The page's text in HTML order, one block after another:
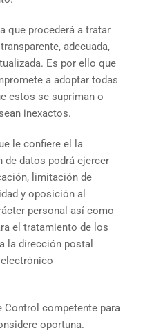
que procederá a tratar
adecuada,
Es por ello que
a adoptar todas
estos se supriman o
inexactos.
le confiere el la
de datos podrá ejercer
limitación de
y oposición al
personal así como
el tratamiento de los
la dirección postal
Control competente para
oportuna.